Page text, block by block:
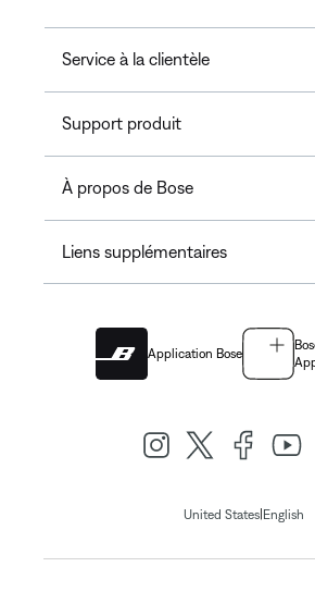
Service à la clientèle
Support produit
À propos de Bose
Liens supplémentaires
Application Bose
United States| English